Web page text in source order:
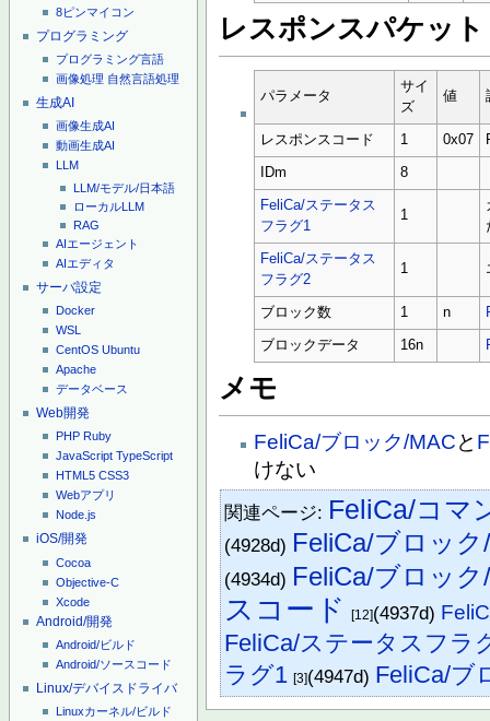
8ピンマイコン
プログラミング
プログラミング言語
画像処理 自然言語処理
生成AI
画像生成AI
動画生成AI
LLM
LLM/モデル/日本語
ローカルLLM
RAG
AIエージェント
AIエディタ
サーバ設定
Docker
WSL
CentOS Ubuntu
Apache
データベース
Web開発
PHP Ruby
JavaScript TypeScript
HTML5 CSS3
Webアプリ
Node.js
iOS/開発
Cocoa
Objective-C
Xcode
Android/開発
Android/ビルド
Android/ソースコード
Linux/デバイスドライバ
Linuxカーネル/ビルド
レスポンスパケット
パラメータ
サイ
ズ
値
レスポンスコード 1 0x07
IDm 8
FeliCa/ステータス
フラグ1
1
FeliCa/ステータス
フラグ2
1
ブロック数 1 n
ブロックデータ 16n
メモ
FeliCa/ブロック/MACと
けない
関連ページ: FeliCa/コマ
(4928d) FeliCa/ブロッ
(4934d) FeliCa/ブロック
スコード [12](4937d)
FeliCa/ステータスフラ
ラグ1 [3](4947d) FeliCa/ブ